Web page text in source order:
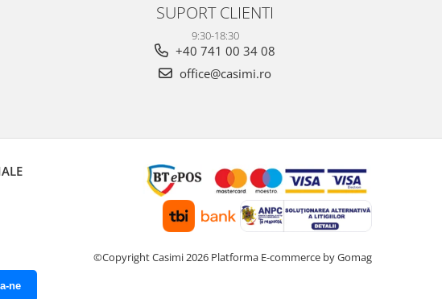
SUPORT CLIENTI
9:30-18:30
+40 741 00 34 08
office@casimi.ro
ne
©Copyright Casimi 2026 Platforma E-commerce by Gomag